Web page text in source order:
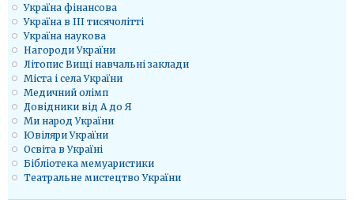
Україна фінансова
Україна в ІІІ тисячолітті
Україна наукова
Нагороди України
Літопис Вищі навчальні заклади
Міста і села України
Медичний олімп
Довідники від А до Я
Ми народ України
Ювіляри України
Освіта в Україні
Бібліотека мемуаристики
Театральне мистецтво України